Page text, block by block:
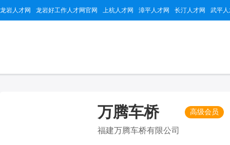
龙岩人才网 龙岩好工作人才网官网 上杭人才网 漳平人才网 长汀人才网 武平
万腾车桥
福建万腾车桥有限公司
高级会员